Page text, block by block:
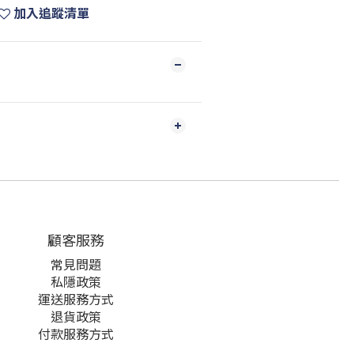
加入追蹤清單
顧客服務
常見問題
私隱政策
運送服務方式
退貨政策
付款服務方式